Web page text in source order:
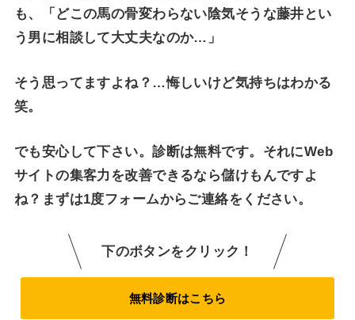
も、「どこの馬の骨変わらない陰気そうな藤井とい
う男に相談して大丈夫なのか…」
そう思ってますよね？…悔しいけど気持ちはわかる
笑。
でも安心して下さい。診断は無料です。それにWeb
サイトの集客力を改善できるなら儲けもんですよ
ね？まずは1度フォームからご連絡をください。
下のボタンをクリック！
無料診断はこちら